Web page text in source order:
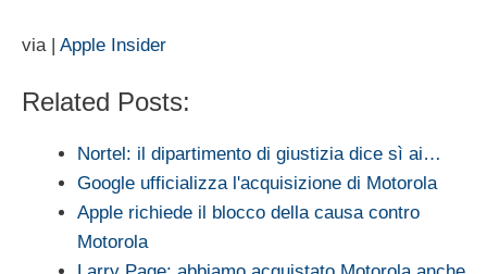
via | Apple Insider
Related Posts:
Nortel: il dipartimento di giustizia dice sì ai…
Google ufficializza l'acquisizione di Motorola
Apple richiede il blocco della causa contro
Motorola